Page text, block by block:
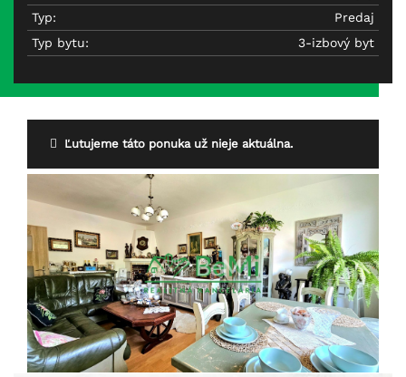
Typ:
Predaj
Typ bytu:
3-izbový byt
Ľutujeme táto ponuka už nieje aktuálna.